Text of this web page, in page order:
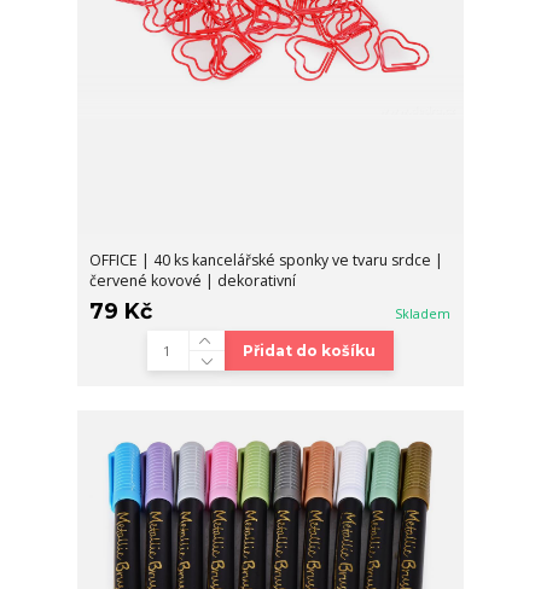
OFFICE | 40 ks kancelářské sponky ve tvaru srdce |
červené kovové | dekorativní
79 Kč Skladem
Přidat do košíku